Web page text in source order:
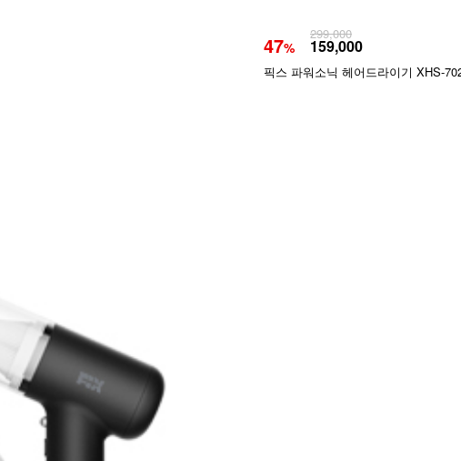
47%
299,000
159,000
픽스 파워소닉 헤어드라이기 XHS-